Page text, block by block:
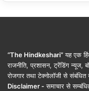
“The Hindkeshari”यह एक
राजनीति, प्रशासन, ट्रेंडिंग
रोजगार तथा टेक्नोलॉजी से संबंधित
Disclaimer - समाचार से